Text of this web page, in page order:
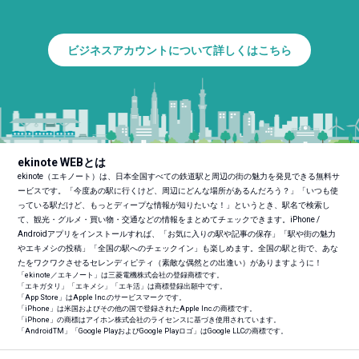
ビジネスアカウントについて詳しくはこちら
ekinote WEBとは
ekinote（エキノート）は、日本全国すべての鉄道駅と周辺の街の魅力を発見できる無料サ
ービスです。「今度あの駅に行くけど、周辺にどんな場所があるんだろう？」「いつも使
っている駅だけど、もっとディープな情報が知りたいな！」というとき、駅名で検索し
て、観光・グルメ・買い物・交通などの情報をまとめてチェックできます。iPhone /
Androidアプリをインストールすれば、「お気に入りの駅や記事の保存」「駅や街の魅力
やエキメシの投稿」「全国の駅へのチェックイン」も楽しめます。全国の駅と街で、あな
たをワクワクさせるセレンディピティ（素敵な偶然との出逢い）がありますように！
「ekinote／エキノート」は三菱電機株式会社の登録商標です。
「エキガタリ」「エキメシ」「エキ活」は商標登録出願中です。
「App Store」はApple Inc.のサービスマークです。
「iPhone」は米国およびその他の国で登録されたApple Inc.の商標です。
「iPhone」の商標はアイホン株式会社のライセンスに基づき使用されています。
「AndroidTM 」「Google PlayおよびGoogle Playロゴ」はGoogle LLCの商標です。